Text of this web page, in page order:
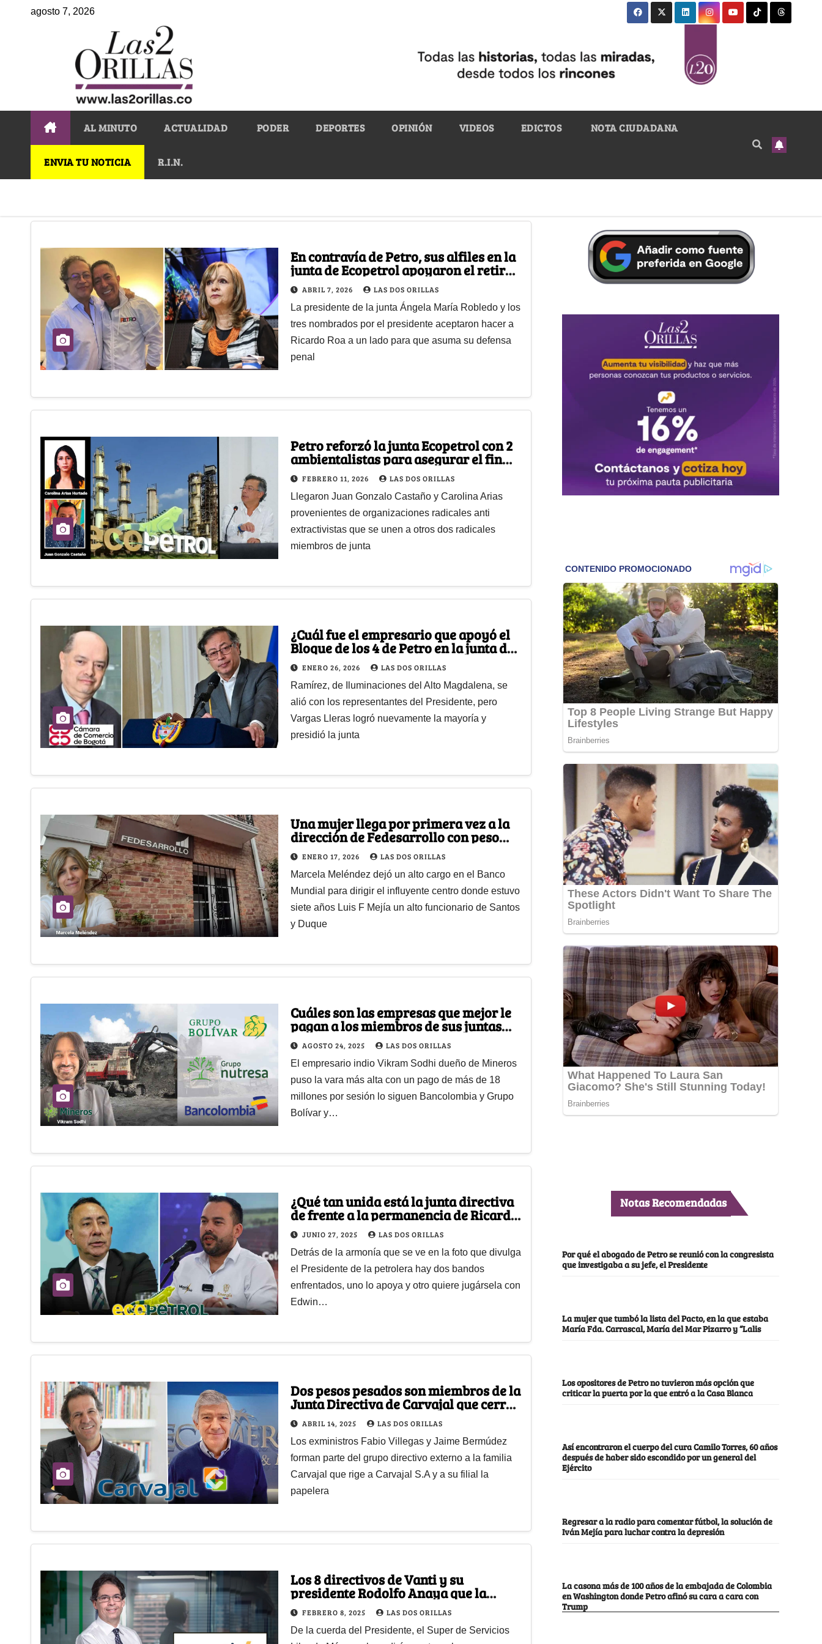
agosto 7, 2026
AL MINUTO ACTUALIDAD PODER DEPORTES OPINIÓN VIDEOS EDICTOS NOTA CIUDADANA
ENVIA TU NOTICIA R.I.N.
En contravía de Petro, sus alfiles en la
junta de Ecopetrol apoyaron el retiro
de Roa hasta las elecciones
ABRIL 7, 2026 LAS DOS ORILLAS
La presidente de la junta Ángela María Robledo y los
tres nombrados por el presidente aceptaron hacer a
Ricardo Roa a un lado para que asuma su defensa
penal
Petro reforzó la junta Ecopetrol con 2
ambientalistas para asegurar el fin
del contrato de fracking con la OXY en
EEUU
FEBRERO 11, 2026 LAS DOS ORILLAS
Llegaron Juan Gonzalo Castaño y Carolina Arias
provenientes de organizaciones radicales anti
extractivistas que se unen a otros dos radicales
miembros de junta
¿Cuál fue el empresario que apoyó el
Bloque de los 4 de Petro en la junta de
la Cámara de Comercio de Bogotá?
ENERO 26, 2026 LAS DOS ORILLAS
Ramírez, de Iluminaciones del Alto Magdalena, se
alió con los representantes del Presidente, pero
Vargas Lleras logró nuevamente la mayoría y
presidió la junta
Una mujer llega por primera vez a la
dirección de Fedesarrollo con peso
académico y sin la huella de gobierno
alguno
ENERO 17, 2026 LAS DOS ORILLAS
Marcela Meléndez dejó un alto cargo en el Banco
Mundial para dirigir el influyente centro donde estuvo
siete años Luis F Mejía un alto funcionario de Santos
y Duque
Cuáles son las empresas que mejor le
pagan a los miembros de sus juntas
directivas
AGOSTO 24, 2025 LAS DOS ORILLAS
El empresario indio Vikram Sodhi dueño de Mineros
puso la vara más alta con un pago de más de 18
millones por sesión lo siguen Bancolombia y Grupo
Bolívar y…
¿Qué tan unida está la junta directiva
de frente a la permanencia de Ricardo
Roa en Ecopetrol?
JUNIO 27, 2025 LAS DOS ORILLAS
Detrás de la armonía que se ve en la foto que divulga
el Presidente de la petrolera hay dos bandos
enfrentados, uno lo apoya y otro quiere jugársela con
Edwin…
Dos pesos pesados son miembros de la
Junta Directiva de Carvajal que cerró
la planta de Propal
ABRIL 14, 2025 LAS DOS ORILLAS
Los exministros Fabio Villegas y Jaime Bermúdez
forman parte del grupo directivo externo a la familia
Carvajal que rige a Carvajal S.A y a su filial la
papelera
Los 8 directivos de Vanti y su
presidente Rodolfo Anaya que la
Superservicios investiga por alza del
gasFEBRERO 8, 2025 LAS DOS ORILLAS
De la cuerda del Presidente, el Super de Servicios
Notas Recomendadas
Por qué el abogado de Petro se reunió con la congresista
que investigaba a su jefe, el Presidente
La mujer que tumbó la lista del Pacto, en la que estaba
María Fda. Carrascal, María del Mar Pizarro y “Lalis
Los opositores de Petro no tuvieron más opción que
criticar la puerta por la que entró a la Casa Blanca
Así encontraron el cuerpo del cura Camilo Torres, 60 años
después de haber sido escondido por un general del
Ejército
Regresar a la radio para comentar fútbol, la solución de
Iván Mejía para luchar contra la depresión
La casona más de 100 años de la embajada de Colombia
en Washington donde Petro afinó su cara a cara con
Trump